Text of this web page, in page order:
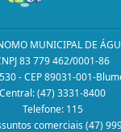
MUNICIPAL DE
83 779 462/0001-86
- CEP 89031-001-
Central: (47) 3331-8400
Telefone: 115
comerciais (47)